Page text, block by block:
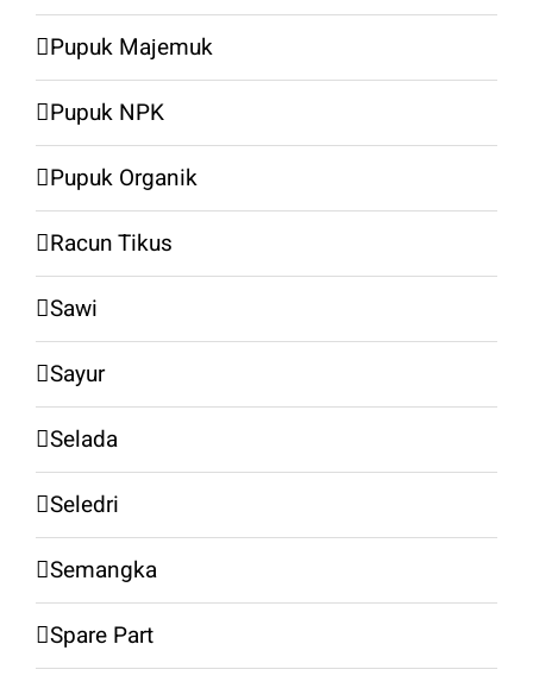
Pupuk Majemuk
Pupuk NPK
Pupuk Organik
Racun Tikus
Sawi
Sayur
Selada
Seledri
Semangka
Spare Part